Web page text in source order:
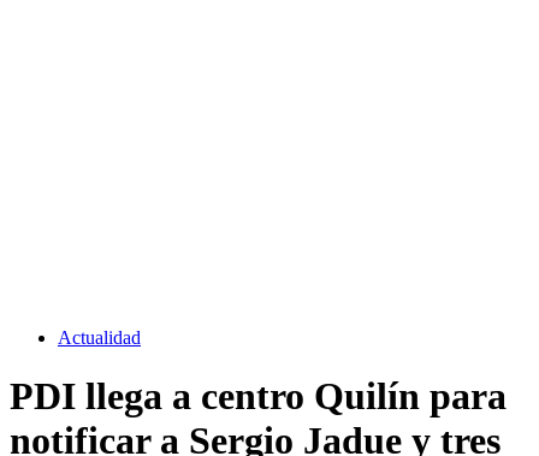
Actualidad
PDI llega a centro Quilín para
notificar a Sergio Jadue y tres